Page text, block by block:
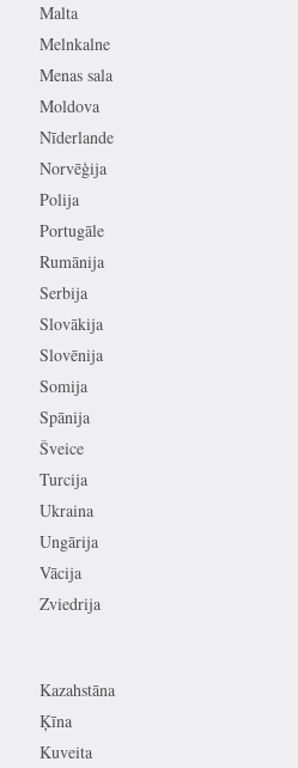
Malta
Melnkalne
Menas sala
Moldova
Nīderlande
Norvēģija
Polija
Portugāle
Rumānija
Serbija
Slovākija
Slovēnija
Somija
Spānija
Šveice
Turcija
Ukraina
Ungārija
Vācija
Zviedrija
Kazahstāna
Ķīna
Kuveita